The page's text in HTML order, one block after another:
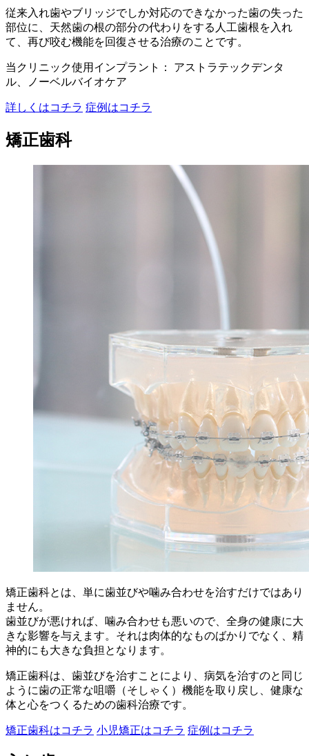
従来入れ歯やブリッジでしか対応のできなかった歯の失った
部位に、天然歯の根の部分の代わりをする人工歯根を入れ
て、再び咬む機能を回復させる治療のことです。
当クリニック使用インプラント： アストラテックデンタ
ル、ノーベルバイオケア
詳しくはコチラ 症例はコチラ
矯正歯科
矯正歯科とは、単に歯並びや噛み合わせを治すだけではあり
ません。
歯並びが悪ければ、噛み合わせも悪いので、全身の健康に大
きな影響を与えます。それは肉体的なものばかりでなく、精
神的にも大きな負担となります。
矯正歯科は、歯並びを治すことにより、病気を治すのと同じ
ように歯の正常な咀嚼（そしゃく）機能を取り戻し、健康な
体と心をつくるための歯科治療です。
矯正歯科はコチラ 小児矯正はコチラ 症例はコチラ